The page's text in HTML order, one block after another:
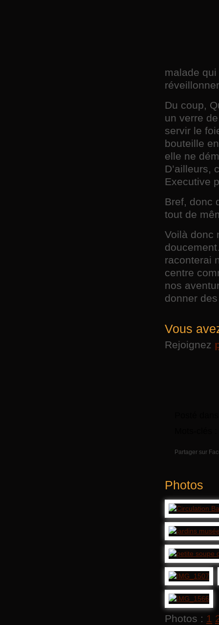
malade
Du coup,
un verre
servir le
bouteille
elle ne
D’ailleurs,
Executive
Bref, donc
tout de
Voilà donc
raconterai
centre
nos
donner
Vous
Rejoignez
Partager sur
Photos
Photos : 1